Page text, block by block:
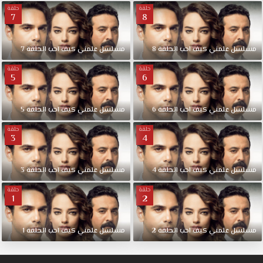
حلقة
8
مسلسلعلمنيكيفاحب الحلقة8
حلقة
7
مسلسلعلمنيكيفاحب الحلقة7
حلقة
6
مسلسلعلمنيكيفاحب الحلقة6
حلقة
5
مسلسلعلمنيكيفاحب الحلقة5
حلقة
4
مسلسلعلمنيكيفاحب الحلقة4
حلقة
3
مسلسلعلمنيكيفاحب الحلقة3
حلقة
2
مسلسلعلمنيكيفاحب الحلقة2
حلقة
1
مسلسلعلمنيكيفاحب الحلقة1